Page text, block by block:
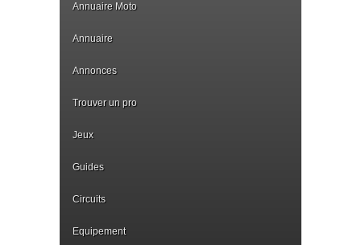
Annuaire Moto
Annuaire
Annonces
Trouver un pro
Jeux
Guides
Circuits
Equipement